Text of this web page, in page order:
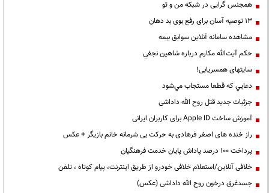
همجنس گرایی در شبکه من و تو
13 توصیه آسان برای رفع بوی بد دهان
مشاهده سامانه آنلاين سوابق بیمه
حكم آيت‌الله مكارم درباره شاهين نجفي
سایتهای همسریابی!
دعايي كه قطعا مستجاب مي‌شود
جزئیات جدید قتل روح الله داداشی
آموزش ساخت Apple ID برای کاربران ایرانی
راز خنده های اصغر فرهادی به حرکت بی شرمانه خانم بازیگر + عکس
پرداخت ۱۰۰ درصد پاداش پایان خدمت فرهنگیان
خلافی آنلاین/استعلام خلافی خودرو از طریق اینترنت، پیام کوتاه ، تلفن
جسدغرق درخون روح الله داداشی (عکس)